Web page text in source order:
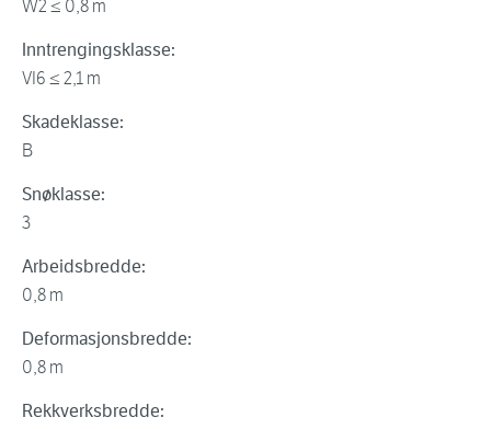
W2 ≤ 0,8 m
Inntrengingsklasse:
VI6 ≤ 2,1 m
Skadeklasse:
B
Snøklasse:
3
Arbeidsbredde:
0,8 m
Deformasjonsbredde:
0,8 m
Rekkverksbredde: